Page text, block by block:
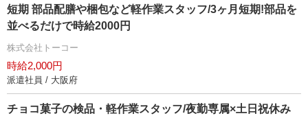
短期 部品配膳や梱包など軽作業スタッフ/3ヶ月短期!部品を
並べるだけで時給2000円
株式会社トーコー
時給2,000円
派遣社員 / 大阪府
チョコ菓子の検品・軽作業スタッフ/夜勤専属×土日祝休み